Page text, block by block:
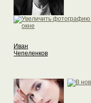
Иван
Чепеленков